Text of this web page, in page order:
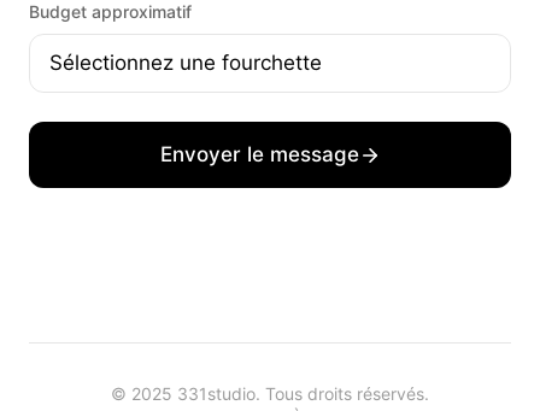
Budget approximatif
Envoyer le message
© 2025 331studio. Tous droits réservés.